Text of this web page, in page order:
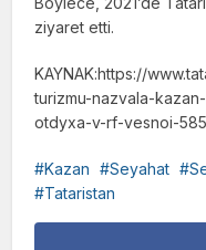
ziyaret etti.
KAYNAK:https://
turizmu-nazvala-
otdyxa-v-rf-vesnoi-
Kazan Seyahat
Tataristan